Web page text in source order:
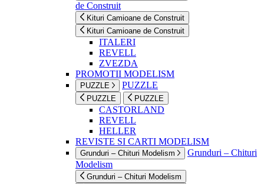
de Construit
Kituri Camioane de Construit
Kituri Camioane de Construit
ITALERI
REVELL
ZVEZDA
PROMOTII MODELISM
PUZZLE PUZZLE
PUZZLE PUZZLE
CASTORLAND
REVELL
HELLER
REVISTE SI CARTI MODELISM
Grunduri – Chituri Modelism
Grunduri – Chituri
Modelism
Grunduri – Chituri Modelism